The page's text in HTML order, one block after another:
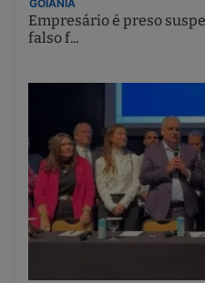
GOIÂNIA
Empresário é preso
falso f...